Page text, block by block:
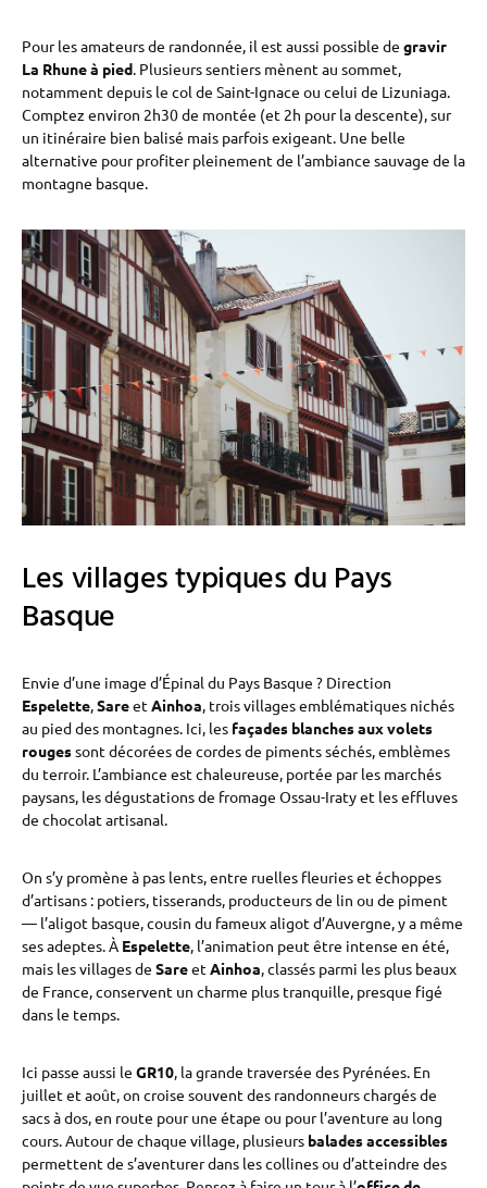
Pour les amateurs de randonnée, il est aussi possible de gravir
La Rhune à pied. Plusieurs sentiers mènent au sommet,
notamment depuis le col de Saint-Ignace ou celui de Lizuniaga.
Comptez environ 2h30 de montée (et 2h pour la descente), sur
un itinéraire bien balisé mais parfois exigeant. Une belle
alternative pour profiter pleinement de l’ambiance sauvage de la
montagne basque.
Les villages typiques du Pays
Basque
Envie d’une image d’Épinal du Pays Basque ? Direction
Espelette,Sareet Ainhoa, trois villages emblématiques nichés
au pied des montagnes. Ici, les façades blanches aux volets
rougessont décorées de cordes de piments séchés, emblèmes
du terroir. L’ambiance est chaleureuse, portée par les marchés
paysans, les dégustations de fromage Ossau-Iraty et les effluves
de chocolat artisanal.
On s’y promène à pas lents, entre ruelles fleuries et échoppes
d’artisans : potiers, tisserands, producteurs de lin ou de piment
— l’aligot basque, cousin du fameux aligot d’Auvergne, y a même
ses adeptes. À Espelette, l’animation peut être intense en été,
mais les villages de Sareet Ainhoa, classés parmi les plus beaux
de France, conservent un charme plus tranquille, presque figé
dans le temps.
Ici passe aussi le GR10, la grande traversée des Pyrénées. En
juillet et août, on croise souvent des randonneurs chargés de
sacs à dos, en route pour une étape ou pour l’aventure au long
cours. Autour de chaque village, plusieurs balades accessibles
permettent de s’aventurer dans les collines ou d’atteindre des